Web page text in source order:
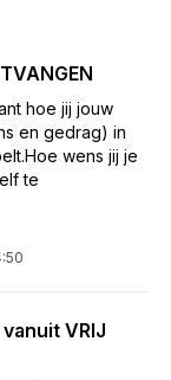
hoe jij jouw
en gedrag) in
wens jij je
te
VRIJ